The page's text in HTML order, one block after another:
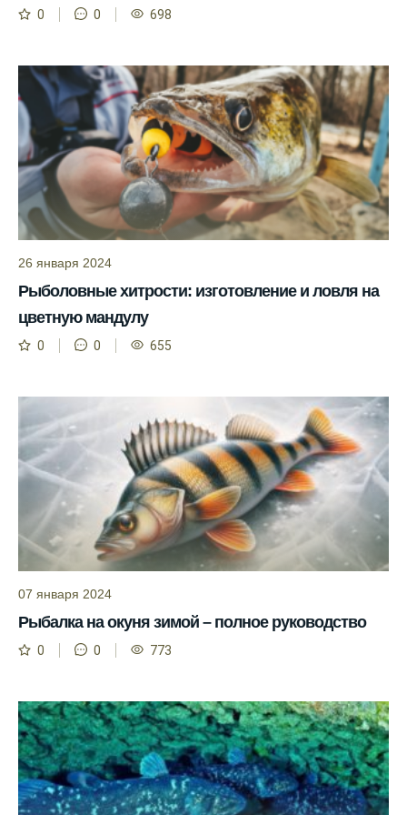
Сегодня у меня был успешный клев, и это
Прогноз клева на сайте всегда актуален и
помогает мне выбирать лучшие дни для
рыбалки в Москве и области.
Я скачал приложение и теперь всегда
знаю, когда клюет рыба.
Рыболовный клуб для любителей активной
ловли предоставляет точные прогнозы
клева.
рыбалки и проверяйте прогноз клева.
Находитесь в Московской области? Это
прекрасное место для рыбалки, и прогноз
Прогноз клева учитывает разные факторы,
и это делает его надежным.
Я всегда учитываю фазы луны и погодные
условия при выборе дня для рыбалки.
Прогноз клева учитывает фазы луны и
изменения температуры воды для более
точных результатов.
Благодаря точному прогнозу, я смог
успешно ловить рыбу в Московской
области.
Ожидается хороший улов в январе, с
учетом прогноза клева.
Сезонная таблица активности рыбы
помогает планировать рыбалку в разные
0 0 698
26 января 2024
Рыболовные хитрости: изготовление и ловля на
цветную мандулу
0 0 655
07 января 2024
Рыбалка на окуня зимой – полное руководство
0 0 773